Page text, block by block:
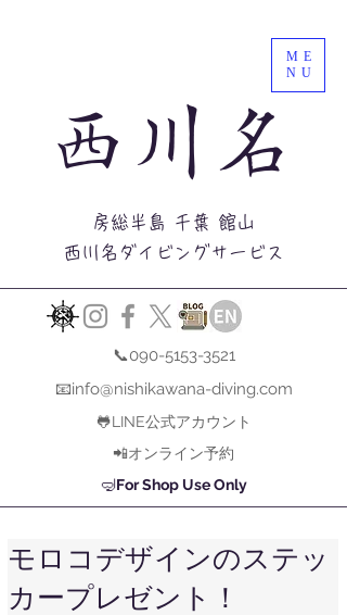
房総半島 千葉 館山
西川名ダイビングサービス
西川名
📞090-5153-3521
📧info@nishikawana-diving.com
🐸LINE公式アカウント
📲オンライン予約
🤿For Shop Use Only
ME
NU
モロコデザインのステッ
カープレゼント！